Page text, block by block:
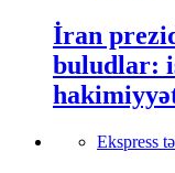
İran
buludlar:
Ekspress